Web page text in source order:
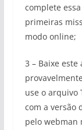
complete
primeiras
modo online;
3 – Baixe este
use o arquivo
com a versão
pelo webman